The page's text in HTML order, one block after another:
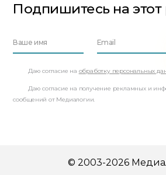
Подпишитесь на этот
Даю согласие на обработку персональных
Даю согласие на получение рекламных и
сообщений от Медиалогии.
© 2003-2026